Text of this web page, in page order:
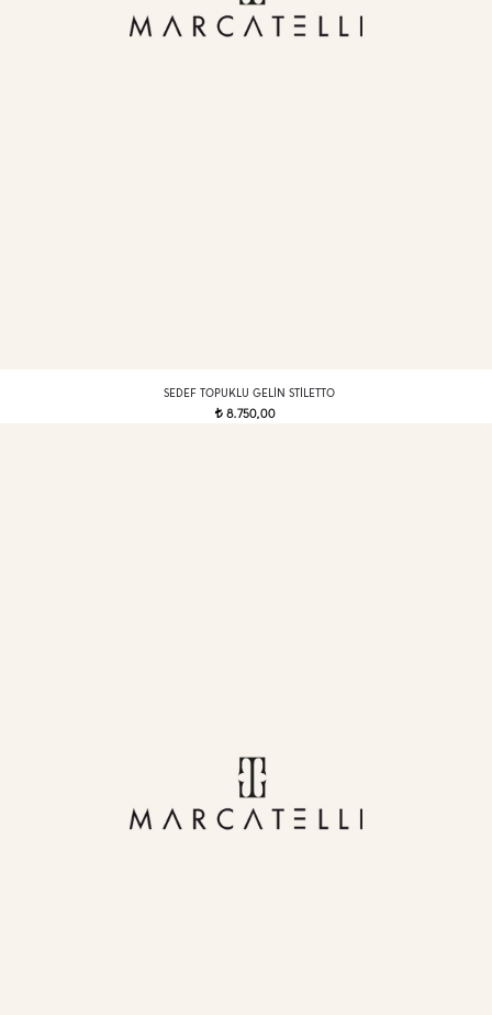
SEDEF TOPUKLU GELIN STILETTO
t8.750,00